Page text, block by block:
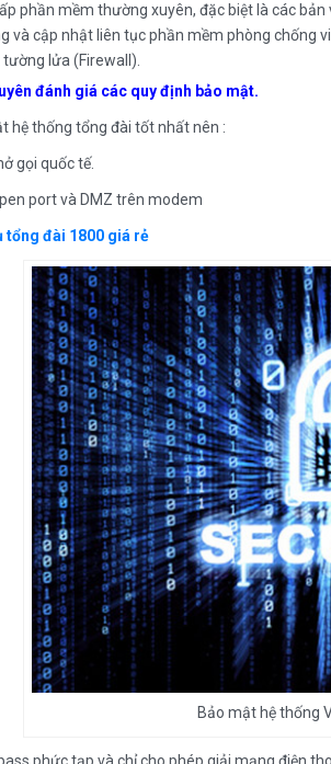
phần mềm thường xuyên, đặc biệt là các bản
và cập nhật liên tục phần mềm phòng chống
lửa (Firewall).
đánh giá các quy định bảo mật.
hệ thống tổng đài tốt nhất nên :
gọi quốc tế.
port và DMZ trên modem
tổng đài 1800 giá rẻ
Bảo mật hệ thống
phức tạp và chỉ cho phép giải mạng điện